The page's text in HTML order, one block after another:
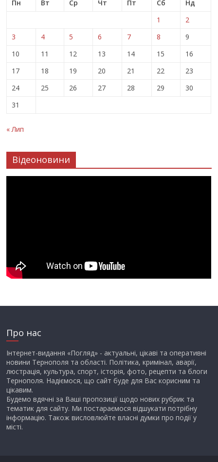
Пн
Вт Ср Чт Пт Сб
Нд
1
2
3
4 5 6 7 8
9
10
11 12 13 14 15
16
17
18 19 20 21 22
23
24
25 26 27 28 29
30
31
« Лип
Відеоновини
Про нас
Інтернет-видання «Погляд» - актуальні, цікаві та оперативні
новини Тернополя та області. Політика, кримінал, аварії,
люстрація, культура, спорт, історія, фото, рецепти та блоги
Тернополя. Надіємося, що сайт буде для Вас корисним та
цікавим.
Будемо вдячні за Ваші пропозиції щодо нових рубрик та
тематик для сайту. Ми постараємося відшукати потрібну
інформацію. Також висловлюйте власні думки про події у
місті.